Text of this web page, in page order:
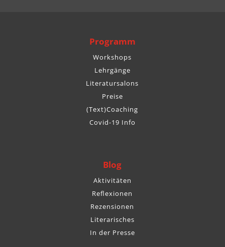
Programm
Workshops
Lehrgänge
Literatursalons
Preise
(Text)Coaching
Covid-19 Info
Blog
Aktivitäten
Reflexionen
Rezensionen
Literarisches
In der Presse